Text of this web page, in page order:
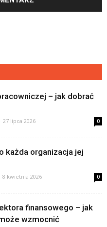
– jak dobrać
27 lipca 2026 0
każda organizacja jej
8 kwietnia 2026 0
finansowego – jak
wzmocnić